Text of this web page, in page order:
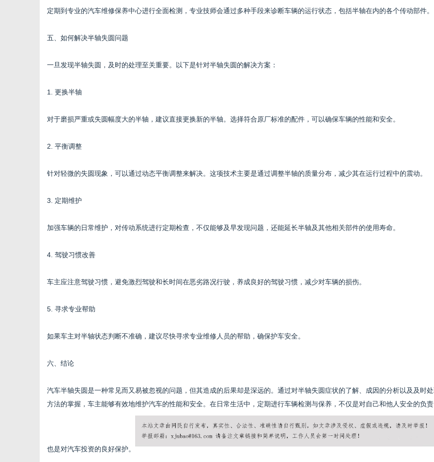
定期到专业的汽车维修保养中心进行全面检测，专业技师会通过多种手段来诊断车辆的运行状态，包括半轴在内的各个传动部件。
五、如何解决半轴失圆问题
一旦发现半轴失圆，及时的处理至关重要。以下是针对半轴失圆的解决方案：
1. 更换半轴
对于磨损严重或失圆幅度大的半轴，建议直接更换新的半轴。选择符合原厂标准的配件，可以确保车辆的性能和安全。
2. 平衡调整
针对轻微的失圆现象，可以通过动态平衡调整来解决。这项技术主要是通过调整半轴的质量分布，减少其在运行过程中的震动。
3. 定期维护
加强车辆的日常维护，对传动系统进行定期检查，不仅能够及早发现问题，还能延长半轴及其他相关部件的使用寿命。
4. 驾驶习惯改善
车主应注意驾驶习惯，避免激烈驾驶和长时间在恶劣路况行驶，养成良好的驾驶习惯，减少对车辆的损伤。
5. 寻求专业帮助
如果车主对半轴状态判断不准确，建议尽快寻求专业维修人员的帮助，确保护车安全。
六、结论
汽车半轴失圆是一种常见而又易被忽视的问题，但其造成的后果却是深远的。通过对半轴失圆症状的了解、成因的分析以及及时
方法的掌握，车主能够有效地维护汽车的性能和安全。在日常生活中，定期进行车辆检测与保养，不仅是对自己和他人安全的负
也是对汽车投资的良好保护。